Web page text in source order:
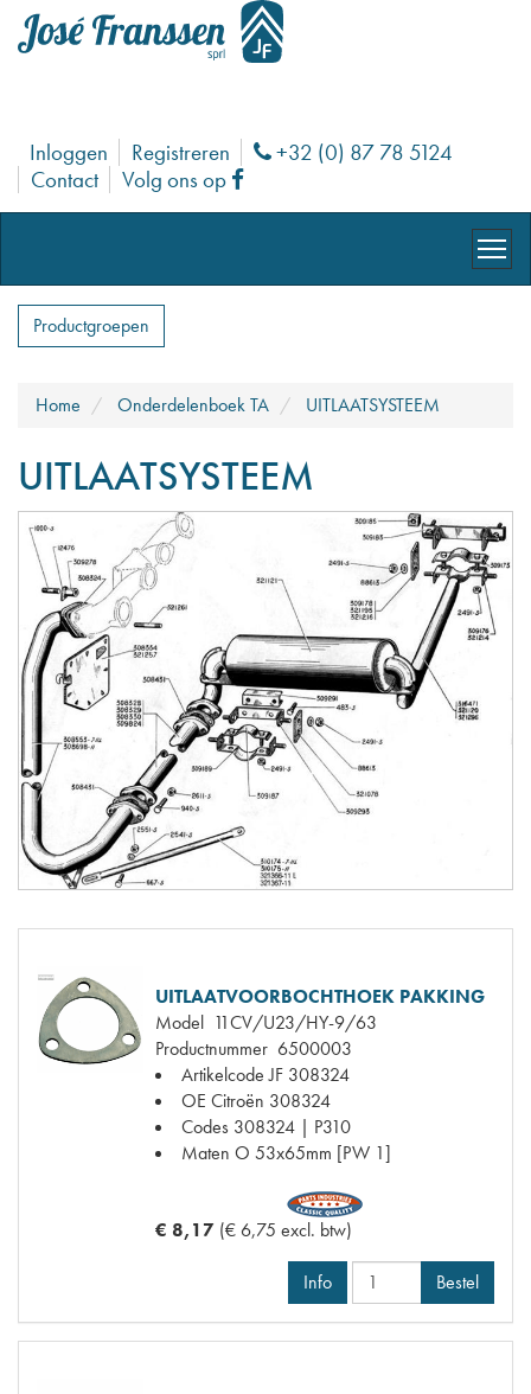
Inloggen Registreren Phone
+32 (0) 87 78 5124
Contact
Volg ons op Facebook
Productgroepen
Home Onderdelenboek TA UITLAATSYSTEEM
UITLAATSYSTEEM
UITLAATVOORBOCHTHOEK PAKKING
Model 11CV/U23/HY-9/63
Productnummer 6500003
Artikelcode JF 308324
OE Citroën 308324
Codes 308324 | P310
Maten O 53x65mm [PW 1]
€ 8,17 (€ 6,75 excl. btw)
Info Bestel